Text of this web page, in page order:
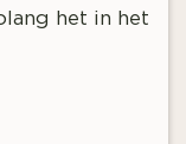
het in het